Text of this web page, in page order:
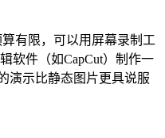
有限，可以用屏幕录制工
软件（如CapCut）制作一
演示比静态图片更具说服